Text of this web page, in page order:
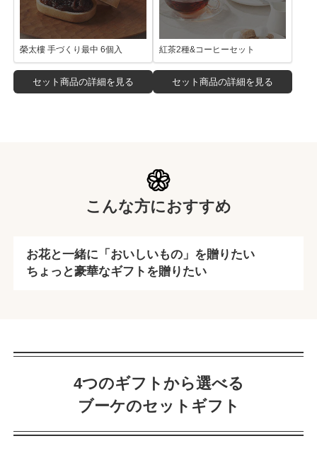
榮太樓 手づくり最中 6個入
セット商品の詳細を見る
紅茶2種&コーヒーセット
セット商品の詳細を見る
こんな方におすすめ
お花と一緒に「おいしいもの」を贈りたい
ちょっと豪華なギフトを贈りたい
4つのギフトから選べる
ブーケのセットギフト